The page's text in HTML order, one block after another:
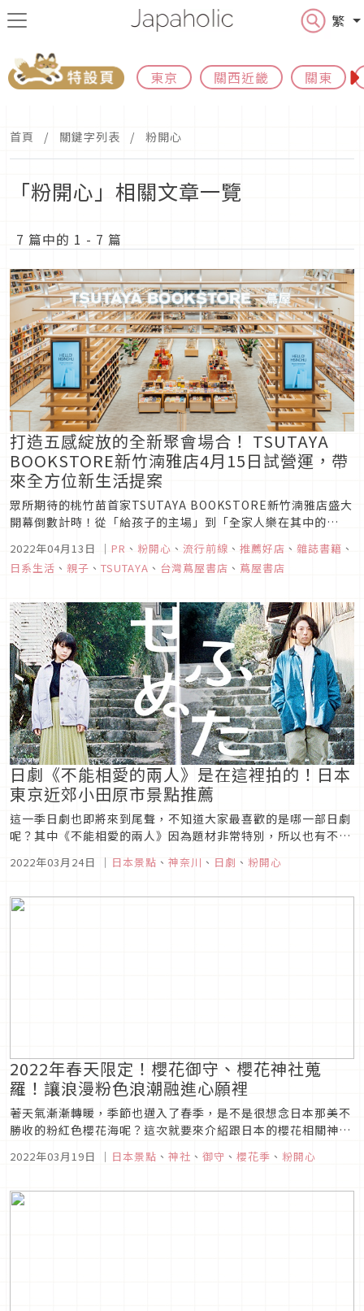
繁
東京 關西近畿 關東
首頁 關鍵字列表 粉開心
「粉開心」相關文章一覽
7 篇中的 1 - 7 篇
打造五感綻放的全新聚會場合！ TSUTAYA
BOOKSTORE新竹湳雅店4月15日試營運，帶
來全方位新生活提案
眾所期待的桃竹苗首家TSUTAYA BOOKSTORE新竹湳雅店盛大
開幕倒數計時！從「給孩子的主場」到「全家人樂在其中的
的內容，從建築結構到商品企劃都充滿細節，TSUTAYA
BOOKSTORE攜手大魯閣湳雅廣場打造一處給新竹人全方位...
2022年04月13日 ｜ PR 、 粉開心 、 流行前線 、 推薦好店 、 雜誌書籍 、
日系生活 、 親子 、 TSUTAYA 、 台灣蔦屋書店 、 蔦屋書店
日劇《不能相愛的兩人》是在這裡拍的！日本
東京近郊小田原市景點推薦
這一季日劇也即將來到尾聲，不知道大家最喜歡的是哪一部日劇
呢？其中《不能相愛的兩人》因為題材非常特別，所以也有不少
神奈川縣拍攝的，不知道是不是因為這樣，也讓這部劇的氛圍有
2022年03月24日 ｜ 日本景點 、 神奈川 、 日劇 、 粉開心
2022年春天限定！櫻花御守、櫻花神社蒐
羅！讓浪漫粉色浪潮融進心願裡
著天氣漸漸轉暖，季節也邁入了春季，是不是很想念日本那美不
勝收的粉紅色櫻花海呢？這次就要來介紹跟日本的櫻花相關神
社，以及推薦入手的季節限定櫻花御守等等，先放入口袋名單，
等到能夠自由飛去日本的時候就不用苦惱去哪看櫻花啦！
2022年03月19日 ｜ 日本景點 、 神社 、 御守 、 櫻花季 、 粉開心